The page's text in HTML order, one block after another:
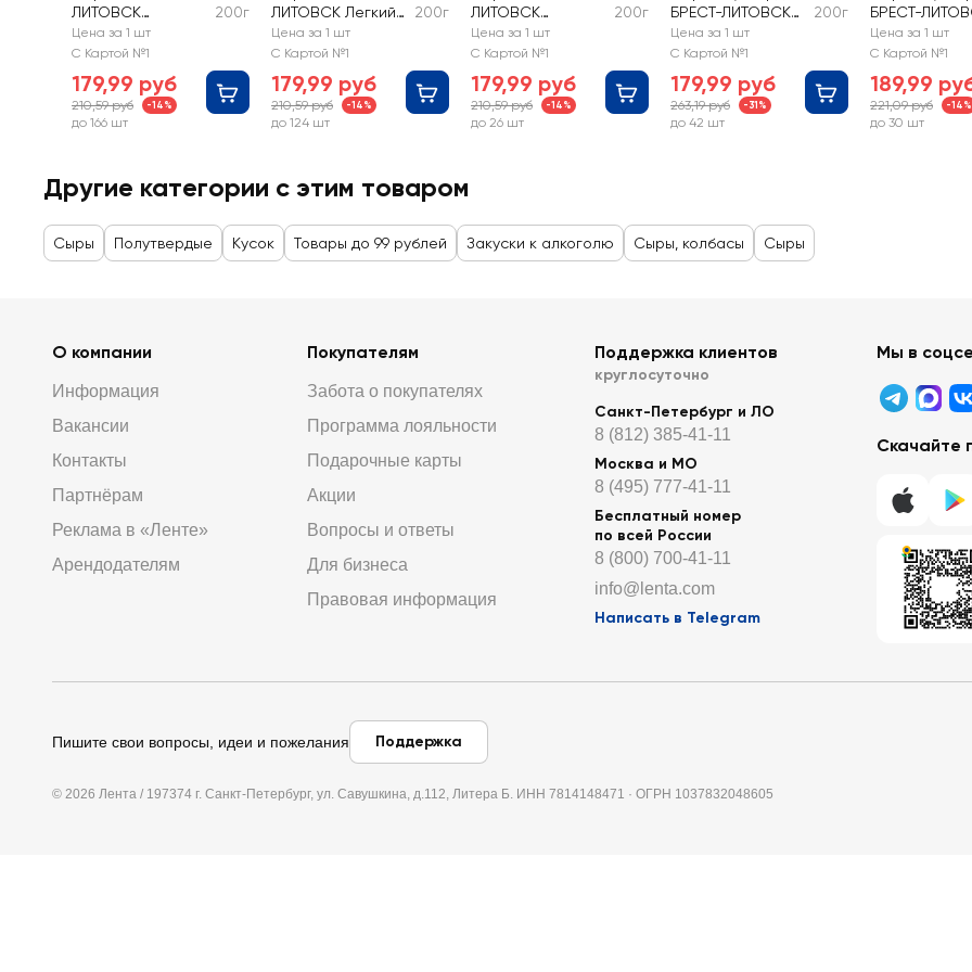
ЛИТОВСК
Сливочный 50%,
без змж
200г
Цена за 1 шт
С Картой №1
179,99 руб
210,59 руб -14%
до 166 шт
ЛИТОВСК Легкий
35%, без змж
200г
Цена за 1 шт
С Картой №1
179,99 руб
210,59 руб -14%
до 124 шт
ЛИТОВСК
Классический
45%, без змж
200г
Цена за 1 шт
С Картой №1
179,99 руб
210,59 руб -14%
до 26 шт
БРЕСТ-ЛИТОВСК
Топленое молоко
45%, без змж
200г
Цена за 1 шт
С Картой №1
179,99 руб
263,19 руб -31%
до 42 шт
БРЕСТ-
Финский 45%,
змж
Цена за 1 шт
С Картой №1
189,99
221,09 руб -14%
до 30 шт
Другие категории с этим товаром
Сыры Полутвердые Кусок Товары до 99 рублей Закуски к алкоголю Сыры, колбасы Сыры
О компании
Информация
Вакансии
Контакты
Партнёрам
Реклама в «Ленте»
Арендодателям
Покупателям
Забота о покупателях
Программа лояльности
Подарочные карты
Акции
Вопросы и ответы
Для бизнеса
Правовая информация
Поддержка клиентов
круглосуточно
Санкт-Петербург и ЛО
8 (812) 385-41-11
Москва и МО
8 (495) 777-41-11
Бесплатный номер
по всей России
8 (800) 700-41-11
info@lenta.com
Написать в Telegram
Мы в
Скачайте
Пишите свои вопросы, идеи и пожелания Поддержка
© 2026 Лента / 197374 г. Санкт-Петербург, ул. Савушкина, д.112, Литера Б. ИНН 7814148471 · ОГРН 1037832048605